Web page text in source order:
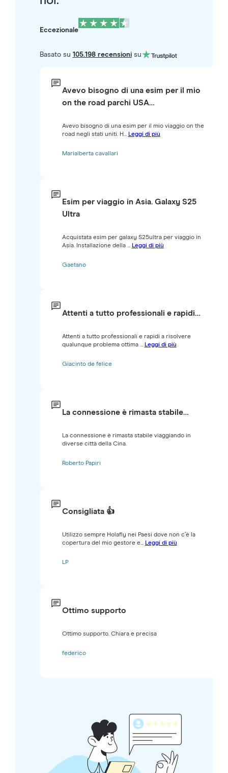
Eccezionale
Basato su 105.198 recensionisu
Avevo bisogno di una esim per il mio
on the road parchi USA…
Avevo bisogno di una esim per il mio viaggio on the
road negli stati uniti. H... Leggi di più
Marialberta cavallari
Esim per viaggio in Asia. Galaxy S25
Ultra
Acquistata esim per galaxy S25ultra per viaggio in
Asia. Installazione della ... Leggi di più
Gaetano
Attenti a tutto professionali e rapidi…
Attenti a tutto professionali e rapidi a risolvere
qualunque problema ottima ... Leggi di più
Giacinto de felice
La connessione è rimasta stabile…
La connessione è rimasta stabile viaggiando in
diverse città della Cina.
Roberto Papiri
Consigliata 👍
Utilizzo sempre Holafly nei Paesi dove non c’è la
copertura del mio gestore e... Leggi di più
LP
Ottimo supporto
Ottimo supporto. Chiara e precisa
federico